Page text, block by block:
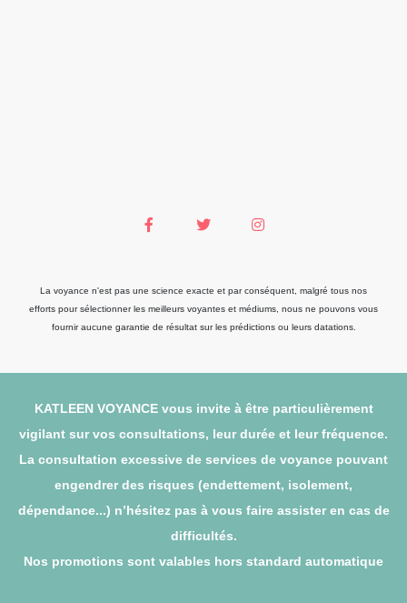
La voyance n'est pas une science exacte et par conséquent, malgré tous nos
efforts pour sélectionner les meilleurs voyantes et médiums, nous ne pouvons vous
fournir aucune garantie de résultat sur les prédictions ou leurs datations.
KATLEEN VOYANCE vous invite à être particulièrement
vigilant sur vos consultations, leur durée et leur fréquence.
La consultation excessive de services de voyance pouvant
engendrer des risques (endettement, isolement,
dépendance...) n’hésitez pas à vous faire assister en cas de
difficultés.
Nos promotions sont valables hors standard automatique